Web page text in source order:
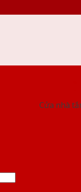
Cửa nhà